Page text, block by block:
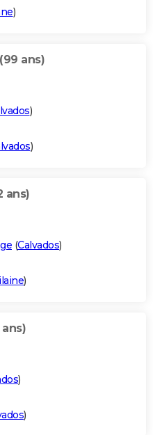
)
(99 ans)
)
)
ans)
(Calvados)
)
)
)